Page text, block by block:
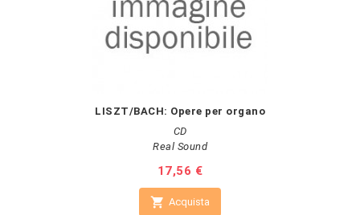
LISZT/BACH: Opere per organo
CD
Real Sound
Prezzo
17,56 €
 Acquista